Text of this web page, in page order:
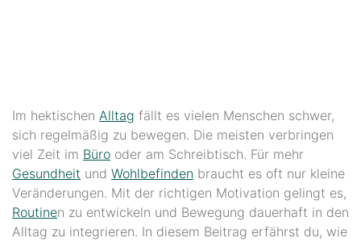
Im hektischen Alltag fällt es vielen Menschen schwer,
sich regelmäßig zu bewegen. Die meisten verbringen
viel Zeit im Büro oder am Schreibtisch. Für mehr
Gesundheit und Wohlbefinden braucht es oft nur kleine
Veränderungen. Mit der richtigen Motivation gelingt es,
Routinen zu entwickeln und Bewegung dauerhaft in den
Alltag zu integrieren. In diesem Beitrag erfährst du, wie